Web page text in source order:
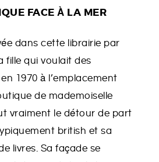
FACE À LA MER
dans cette librairie par
fille qui voulait des
1970 à l’emplacement
de mademoiselle
vraiment le détour de part
british et sa
livres. Sa façade se